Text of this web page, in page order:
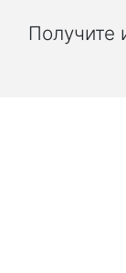
Получите